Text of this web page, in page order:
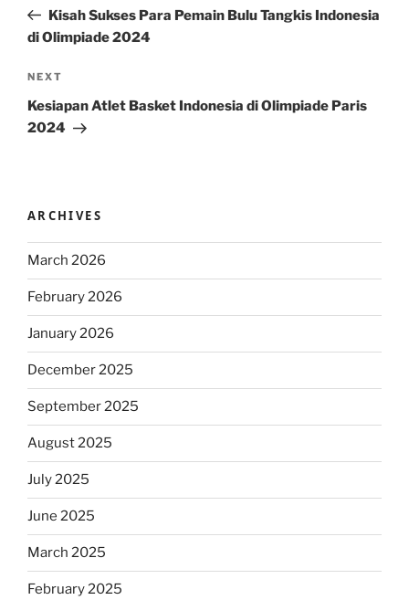
PostKisah Sukses Para Pemain Bulu Tangkis Indonesia
di Olimpiade 2024
Next
Post
NEXT
Kesiapan Atlet Basket Indonesia di Olimpiade Paris
2024
ARCHIVES
March 2026
February 2026
January 2026
December 2025
September 2025
August 2025
July 2025
June 2025
March 2025
February 2025